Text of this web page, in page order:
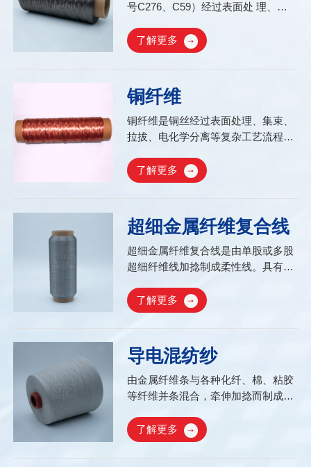
号C276、C59）经过表面处 理、集
程而制成的比表面积大、耐蚀性强的
特种纤维。哈氏合金纤维作为以一种
新型材料，兼具哈氏合金的金属本身
所固的优势及纤维材料的特性，有抗
拉强度高、耐蚀性强...
了解更多
铜纤维
铜纤维是铜丝经过表面处理、集束、
拉拔、电化学分离等复杂工艺流程而
维。铜纤维作为一种新型材料，兼具
金属铜本身所固有的优势以及纤维材
料的特性；有高导电导热、可调变的
催化能力、熔点低、质地柔软...
了解更多
超细金属纤维复合线
超细金属纤维复合线是由单股或多股
超细纤维线加捻制成柔性线。具有优
磨性、耐腐蚀性和在氧化性气氛中的
优异的热稳定性;耐久性好、易织入纺
织品，电阻范围广，可定制加热电阻;
由超细金属纤维复合线制成智能加热
元件具有远红外功能、柔软、耐折、
发热均匀、使用寿命长的特点...
了解更多
导电混纺纱
由金属纤维条与各种化纤、棉、粘胶
等纤维并条混合，牵伸加捻而制成，
线，具有优异的混纺均匀性，且条干
优异，疵点少；产品包含电磁屏蔽用
混纺纱、防静电用混纺纱、导电用途
了解更多